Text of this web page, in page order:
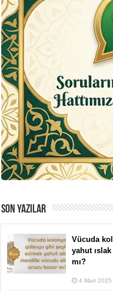
SON YAZILAR
Vücuda
yahut
mı?
4 Mart 2025